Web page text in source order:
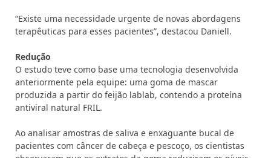
“Existe uma necessidade urgente de novas abordagens
terapêuticas para esses pacientes”, destacou Daniell.
Redução
O estudo teve como base uma tecnologia desenvolvida
anteriormente pela equipe: uma goma de mascar
produzida a partir do feijão lablab, contendo a proteína
antiviral natural FRIL.
Ao analisar amostras de saliva e enxaguante bucal de
pacientes com câncer de cabeça e pescoço, os cientistas